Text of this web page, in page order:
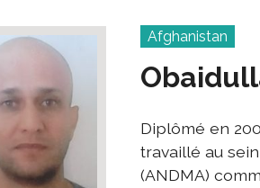
Afghanistan
Diplômé en
travaillé au
(ANDMA)